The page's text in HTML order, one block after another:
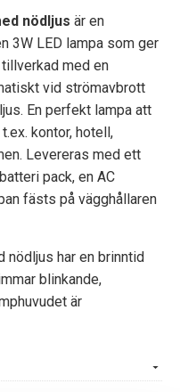
nödljus är en
3W LED lampa som ger
med en
vid strömavbrott
En perfekt lampa att
kontor, hotell,
Levereras med ett
pack, en AC
fästs på vägghållaren
nödljus har en brinntid
blinkande,
är